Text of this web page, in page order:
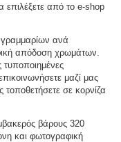
επιλέξετε από το e-shop
ανά
απόδοση χρωμάτων.
τυποποιημένες
μαζί μας
τοποθετήσετε σε κορνίζα
βάρους 320
και φωτογραφική